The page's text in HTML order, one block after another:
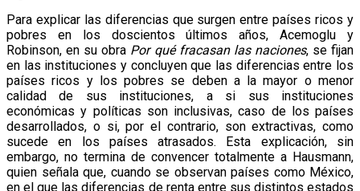
Para explicar las diferencias que surgen entre países ricos y
pobres en los doscientos últimos años, Acemoglu y
Robinson, en su obra Por qué fracasan las naciones, se fijan
en las instituciones y concluyen que las diferencias entre los
países ricos y los pobres se deben a la mayor o menor
calidad de sus instituciones, a si sus instituciones
económicas y políticas son inclusivas, caso de los países
desarrollados, o si, por el contrario, son extractivas, como
sucede en los países atrasados. Esta explicación, sin
embargo, no termina de convencer totalmente a Hausmann,
quien señala que, cuando se observan países como México,
en el que las diferencias de renta entre sus distintos estados